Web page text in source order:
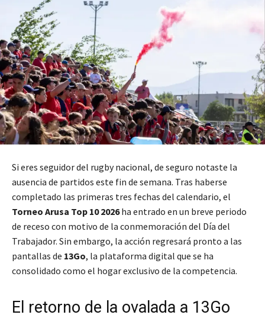
Si eres seguidor del rugby nacional, de seguro notaste la
ausencia de partidos este fin de semana. Tras haberse
completado las primeras tres fechas del calendario, el
Torneo Arusa Top 10 2026ha entrado en un breve periodo
de receso con motivo de la conmemoración del Día del
Trabajador. Sin embargo, la acción regresará pronto a las
pantallas de 13Go, la plataforma digital que se ha
consolidado como el hogar exclusivo de la competencia.
El retorno de la ovalada a 13Go